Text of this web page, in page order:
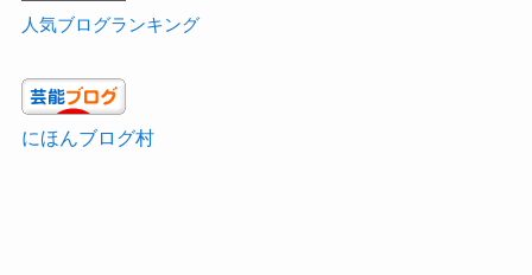
人気ブログランキング
にほんブログ村